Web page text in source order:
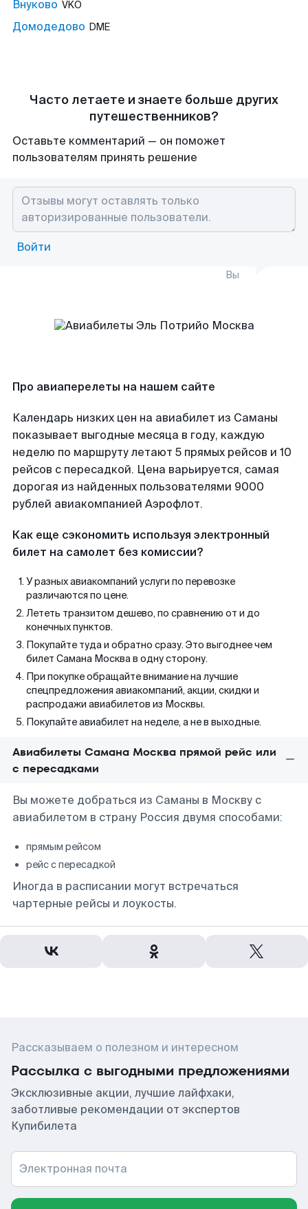
Внуково VKO
Домодедово DME
Часто летаете и знаете больше других
путешественников?
Оставьте комментарий — он поможет
пользователям принять решение
Войти
Вы
Про авиаперелеты на нашем сайте
Календарь низких цен на авиабилет из Саманы
показывает выгодные месяца в году, каждую
неделю по маршруту летают 5 прямых рейсов и 10
рейсов с пересадкой. Цена варьируется, самая
дорогая из найденных пользователями 9000
рублей авиакомпанией Аэрофлот.
Как еще сэкономить используя электронный
билет на самолет без комиссии?
У разных авиакомпаний услуги по перевозке
различаются по цене.
Лететь транзитом дешево, по сравнению от и до
конечных пунктов.
Покупайте туда и обратно сразу. Это выгоднее чем
билет Самана Москва в одну сторону.
При покупке обращайте внимание на лучшие
спецпредложения авиакомпаний, акции, скидки и
распродажи авиабилетов из Москвы.
Покупайте авиабилет на неделе, а не в выходные.
Авиабилеты Самана Москва прямой рейс или
с пересадками
Вы можете добраться из Саманы в Москву с
авиабилетом в страну Россия двумя способами:
прямым рейсом
рейс с пересадкой
Иногда в расписании могут встречаться
чартерные рейсы и лоукосты.
Рассказываем о полезном и интересном
Рассылка с выгодными предложениями
Эксклюзивные акции, лучшие лайфхаки,
заботливые рекомендации от экспертов
Купибилета
Электронная почта